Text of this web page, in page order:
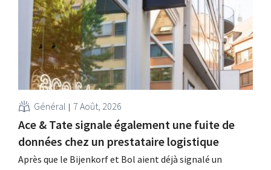
Général 7 Août, 2026
Ace & Tate signale également une fuite de
données chez un prestataire logistique
Après que le Bijenkorf et Bol aient déjà signalé un